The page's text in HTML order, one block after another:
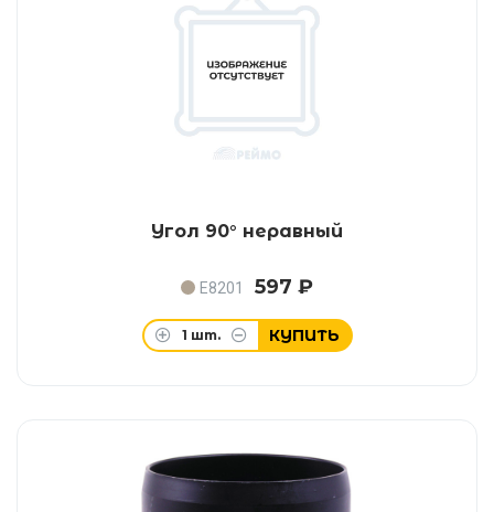
Угол 90° неравный
E8201 597 ₽
1 шт. КУПИТЬ